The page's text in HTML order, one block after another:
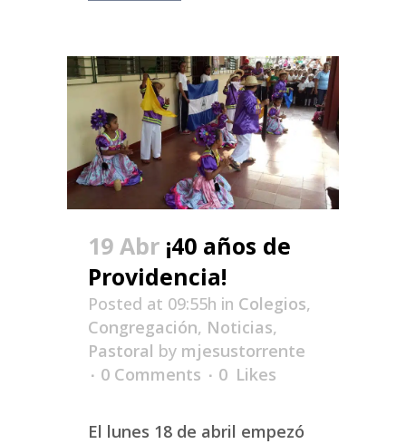
19 Abr ¡40 años de
Providencia!
Posted at 09:55h in Colegios,
Congregación, Noticias,
Pastoral by mjesustorrente
0 Comments
0 Likes
El lunes 18 de abril empezó